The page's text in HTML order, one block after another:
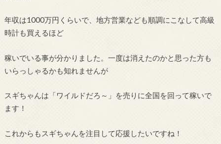
年収は1000万円くらいで、地方営業なども順調にこなして高級
時計も買えるほど
稼いでいる事が分かりました。一度は消えたのかと思った方も
いらっしゃるかも知れませんが
スギちゃんは「ワイルドだろ～」を売りに全国を回って稼いで
ます！
これからもスギちゃんを注目して応援したいですね！